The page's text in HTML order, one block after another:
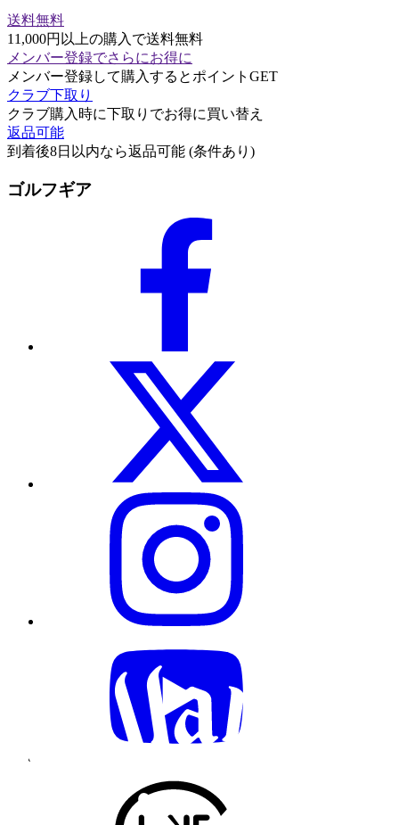
送料無料
11,000円以上の購入で送料無料
メンバー登録でさらにお得に
メンバー登録して購入するとポイントGET
クラブ下取り
クラブ購入時に下取りでお得に買い替え
返品可能
到着後8日以内なら返品可能 (条件あり)
ゴルフギア